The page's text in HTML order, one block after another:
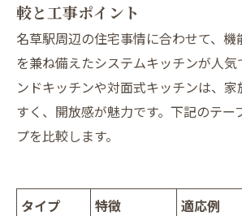
較と工事ポイント
名草駅周辺の住宅事情に合わせて、
を兼ね備えたシステムキッチンが人気
ンドキッチンや対面式キッチンは、
すく、開放感が魅力です。下記のテー
プを比較します。
タイプ 特徴 適応例